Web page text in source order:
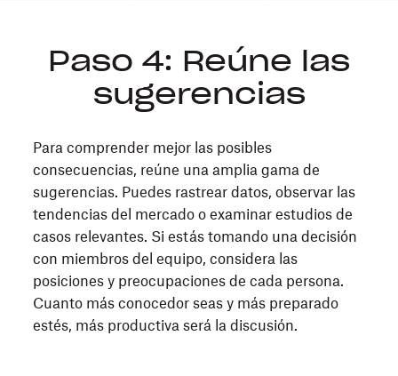
Paso 4: Reúne las
sugerencias
Para comprender mejor las posibles
consecuencias, reúne una amplia gama de
sugerencias. Puedes rastrear datos, observar las
tendencias del mercado o examinar estudios de
casos relevantes. Si estás tomando una decisión
con miembros del equipo, considera las
posiciones y preocupaciones de cada persona.
Cuanto más conocedor seas y más preparado
estés, más productiva será la discusión.